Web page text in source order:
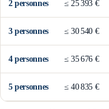
2personnes ≤ 25 393 €
3personnes ≤30 540 €
4personnes ≤35 676 €
5personnes ≤40 835 €